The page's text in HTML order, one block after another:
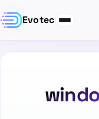
Evotec